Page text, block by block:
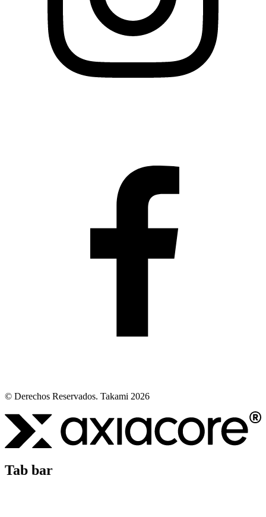
© Derechos Reservados. Takami 2026
Tab bar